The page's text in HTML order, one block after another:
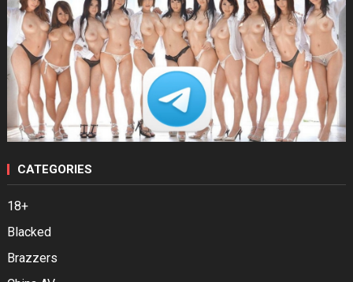
CATEGORIES
18+
Blacked
Brazzers